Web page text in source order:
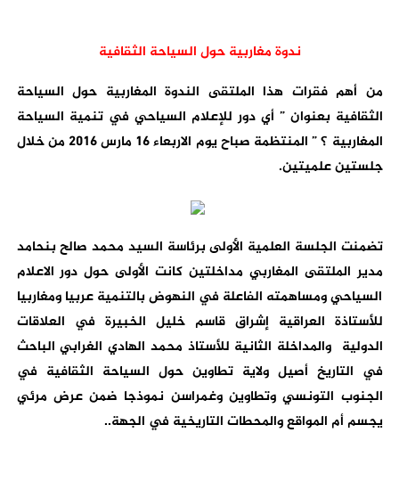
ندوة مغاربية حول السياحة الثقافية
من أهم فقرات هذا الملتقى الندوة المغاربية حول السياحة
الثقافية بعنوان ” أي دور للإعلام السياحي في تنمية السياحة
المغاربية ؟ ” المنتظمة صباح يوم الاربعاء 16 مارس 2016 من خلال
جلستين علميتين.
تضمنت الجلسة العلمية الأولى برئاسة السيد محمد صالح بنحامد
مدير الملتقى المغاربي مداخلتين كانت الأولى حول دور الاعلام
السياحي ومساهمته الفاعلة في النهوض بالتنمية عربيا ومغاربيا
للأستاذة العراقية إشراق قاسم خليل الخبيرة في العلاقات
الدولية والمداخلة الثانية للأستاذ محمد الهادي الغرابي الباحث
في التاريخ أصيل ولاية تطاوين حول السياحة الثقافية في
الجنوب التونسي وتطاوين وغمراسن نموذجا ضمن عرض مرئي
يجسم أم المواقع والمحطات التاريخية في الجهة..